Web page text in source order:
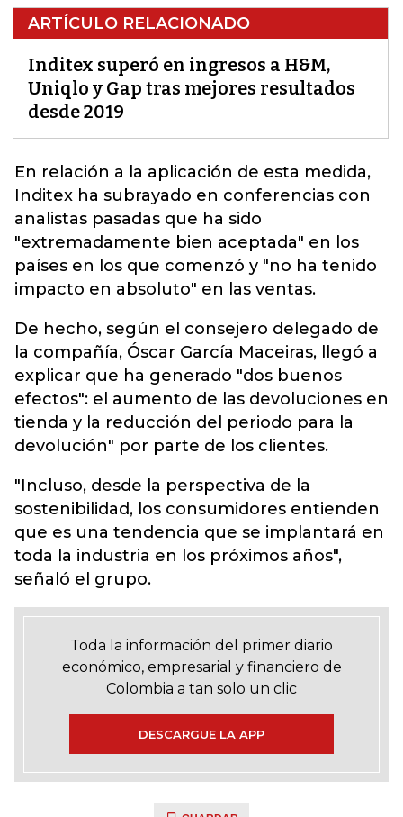
ARTÍCULO RELACIONADO
Inditex superó en ingresos a H&M,
Uniqlo y Gap tras mejores resultados
desde 2019
En relación a la aplicación de esta medida,
Inditex ha subrayado en conferencias con
analistas pasadas que ha sido
"extremadamente bien aceptada" en los
países en los que comenzó y "no ha tenido
impacto en absoluto" en las ventas.
De hecho, según el consejero delegado de
la compañía, Óscar García Maceiras, llegó a
explicar que ha generado "dos buenos
efectos": el aumento de las devoluciones en
tienda y la reducción del periodo para la
devolución" por parte de los clientes.
"Incluso, desde la perspectiva de la
sostenibilidad, los consumidores entienden
que es una tendencia que se implantará en
toda la industria en los próximos años",
señaló el grupo.
Toda la información del primer diario
económico, empresarial y financiero de
Colombia a tan solo un clic
DESCARGUE LA APP